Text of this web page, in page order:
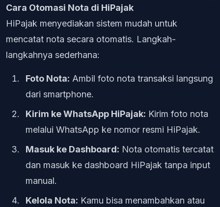
Cara Otomasi Nota di HiPajak
HiPajak menyediakan sistem mudah untuk
mencatat nota secara otomatis. Langkah-
langkahnya sederhana:
Foto Nota: Ambil foto nota transaksi langsung
dari smartphone.
Kirim ke WhatsApp HiPajak: Kirim foto nota
melalui WhatsApp ke nomor resmi HiPajak.
Masuk ke Dashboard: Nota otomatis tercatat
dan masuk ke dashboard HiPajak tanpa input
manual.
Kelola Nota: Kamu bisa menambahkan atau